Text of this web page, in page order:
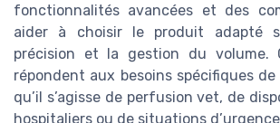
fonctionnalités avancées et des
aider à choisir le produit adapté
précision et la gestion du volume.
répondent aux besoins spécifiques
qu’il s’agisse de perfusion vet, de
hospitaliers ou de situations